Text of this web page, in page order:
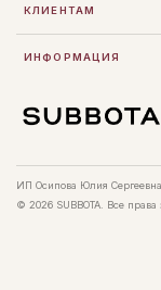
КЛИЕНТАМ
ИНФОРМАЦИЯ
ИП Осипова Юлия
© 2026 SUBBOTA. Все